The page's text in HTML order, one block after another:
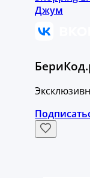
Джум